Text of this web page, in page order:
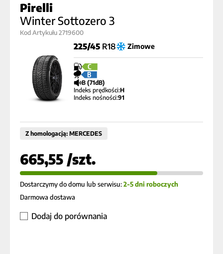
Pirelli
Winter Sottozero 3
Kod Artykułu 2719600
225/45R18 Zimowe
C
B
B (71dB)
Indeks prędkości:H
Indeks nośności:91
Z homologacją: MERCEDES
665,55 /szt.
Dostarczymy do domu lub serwisu:2-5 dni roboczych
Darmowa dostawa
Dodaj do porównania